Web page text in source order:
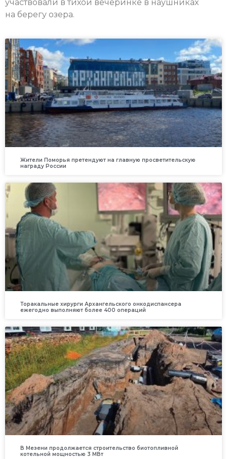
участвовали в тихой вечеринке в наушниках
на берегу озера.
Жители Поморья претендуют на главную просветительскую
награду России
Торакальные хирурги Архангельского онкодиспансера
ежегодно выполняют более 400 операций
В Мезени продолжается строительство биотопливной
котельной мощностью 3 МВт